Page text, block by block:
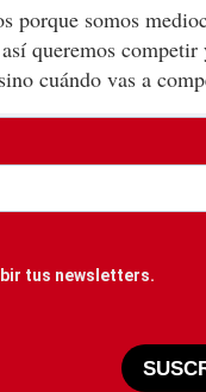
porque somos
queremos competir
cuándo vas a
tus newsletters.